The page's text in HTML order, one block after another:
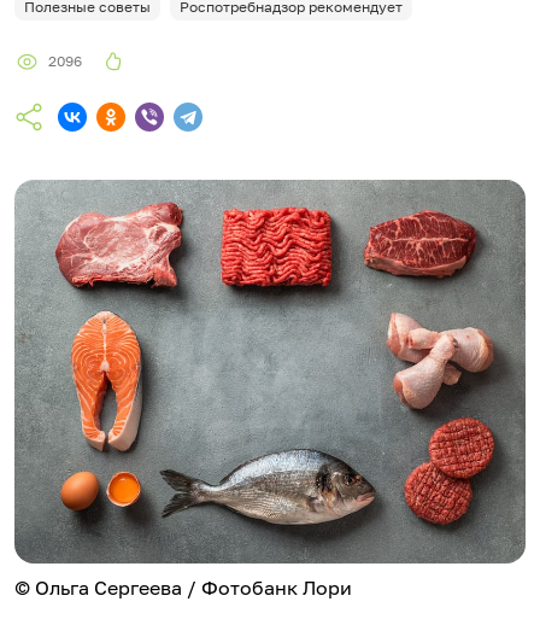
Полезные советы Роспотребнадзор рекомендует
2096
© Ольга Сергеева / Фотобанк Лори